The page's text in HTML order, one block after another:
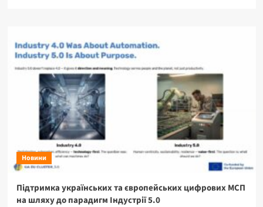
Новини
Підтримка українських та європейських цифрових МСП
на шляху до парадигм Індустрії 5.0